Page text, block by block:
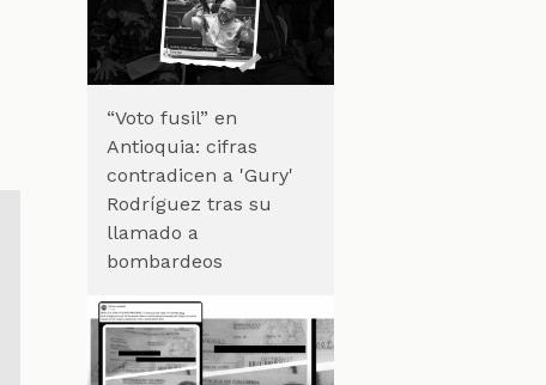
“Voto fusil” en
Antioquia: cifras
contradicen a 'Gury'
Rodríguez tras su
llamado a
bombardeos